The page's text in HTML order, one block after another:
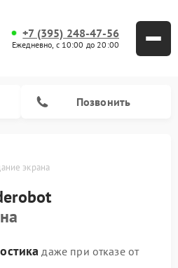
+7 (395) 248-47-56
Ежедневно, с 10:00 до 20:00
Позвонить
экрана
даже при отказе от